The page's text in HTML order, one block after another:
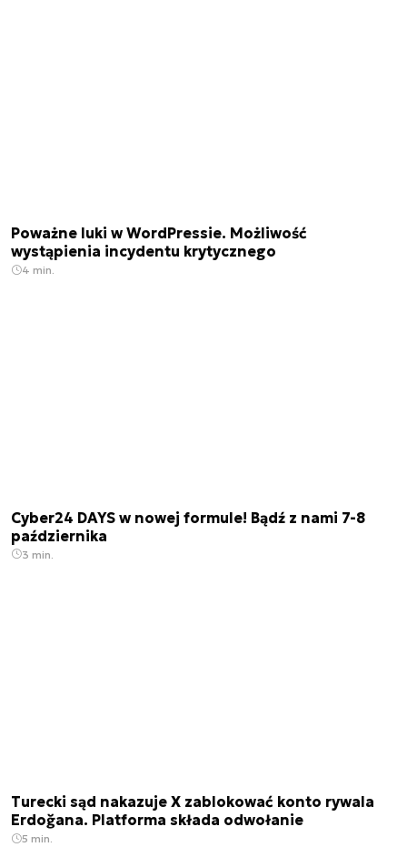
Poważne luki w WordPressie. Możliwość
wystąpienia incydentu krytycznego
4 min.
Cyber24 DAYS w nowej formule! Bądź z nami 7-8
października
3 min.
Turecki sąd nakazuje X zablokować konto rywala
Erdoğana. Platforma składa odwołanie
5 min.